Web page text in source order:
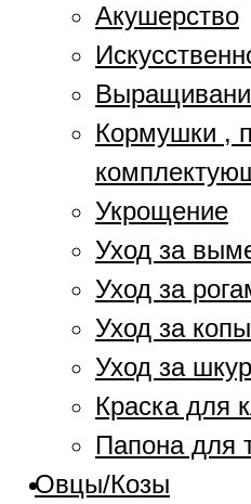
Акушерство
Кормушки ,
Укрощение
Уход за
Уход за
Уход за
Уход за
Краска для
Папона для
Овцы/Козы